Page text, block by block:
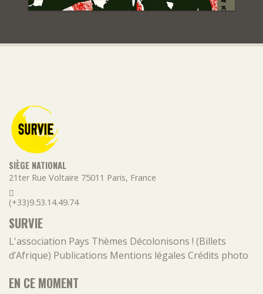
SIÈGE NATIONAL
21ter Rue Voltaire 75011 Paris, France
(+33)9.53.14.49.74
SURVIE
L'association Pays Thèmes Décolonisons ! (Billets
d’Afrique) Publications Mentions légales Crédits photo
EN CE MOMENT